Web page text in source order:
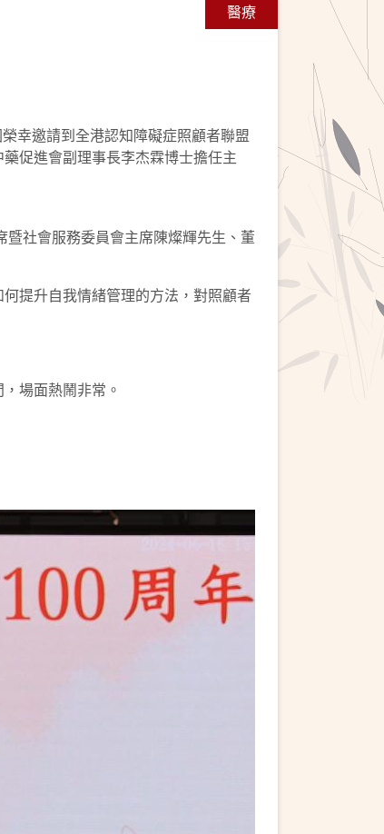
醫療
幸邀請到全港認知障礙症照顧者聯盟
促進會副理事長李杰霖博士擔任主
社會服務委員會主席陳燦輝先生、董
提升自我情緒管理的方法，對照顧者
場面熱鬧非常。